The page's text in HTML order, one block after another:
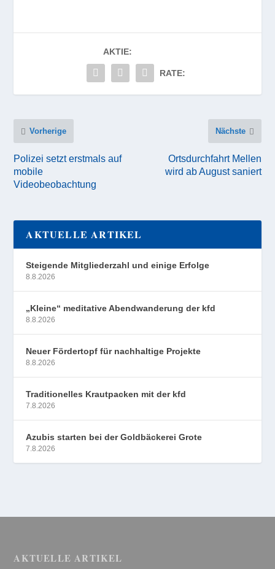
AKTIE:
RATE:
Vorherige
Polizei setzt erstmals auf
mobile
Videobeobachtung
Nächste
Ortsdurchfahrt Mellen
wird ab August saniert
AKTUELLE ARTIKEL
Steigende Mitgliederzahl und einige Erfolge
8.8.2026
„Kleine“ meditative Abendwanderung der kfd
8.8.2026
Neuer Fördertopf für nachhaltige Projekte
8.8.2026
Traditionelles Krautpacken mit der kfd
7.8.2026
Azubis starten bei der Goldbäckerei Grote
7.8.2026
AKTUELLE ARTIKEL